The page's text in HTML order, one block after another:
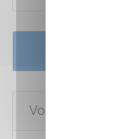
Services
Voir aussi